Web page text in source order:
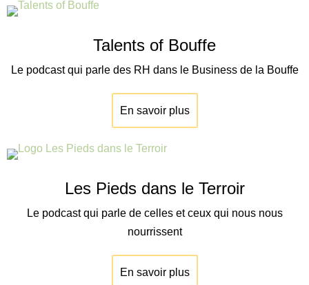
Talents of Bouffe
Le podcast qui parle des RH dans le Business de la Bouffe
En savoir plus
Les Pieds dans le Terroir
Le podcast qui parle de celles et ceux qui nous nous
nourrissent
En savoir plus